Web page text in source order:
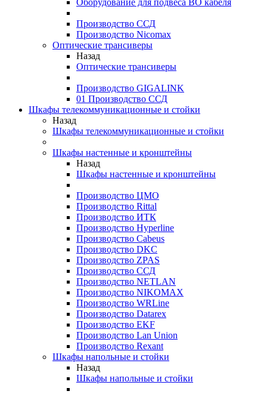
Оборудование для подвеса ВО кабеля
Производство ССД
Производство Nicomax
Оптические трансиверы
Назад
Оптические трансиверы
Производство GIGALINK
01 Производство ССД
Шкафы телекоммуникационные и стойки
Назад
Шкафы телекоммуникационные и стойки
Шкафы настенные и кронштейны
Назад
Шкафы настенные и кронштейны
Производство ЦМО
Производство Rittal
Производство ИТК
Производство Hyperline
Производство Cabeus
Производство DKC
Производство ZPAS
Производство ССД
Производство NETLAN
Производство NIKOMAX
Производство WRLine
Производство Datarex
Производство EKF
Производство Lan Union
Производство Rexant
Шкафы напольные и стойки
Назад
Шкафы напольные и стойки